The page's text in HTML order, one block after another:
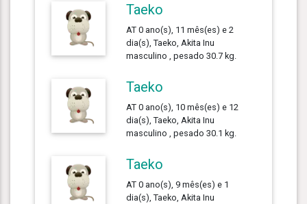
Taeko
AT 0 ano(s), 11 mês(es) e 2
dia(s), Taeko, Akita Inu
masculino , pesado 30.7 kg.
Taeko
AT 0 ano(s), 10 mês(es) e 12
dia(s), Taeko, Akita Inu
masculino , pesado 30.1 kg.
Taeko
AT 0 ano(s), 9 mês(es) e 1
dia(s), Taeko, Akita Inu